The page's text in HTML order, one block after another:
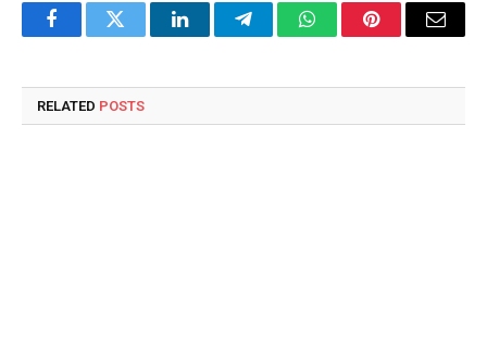
FacebookTwitter LinkedInTelegramWhatsAppPinterestEmail
RELATED POSTS